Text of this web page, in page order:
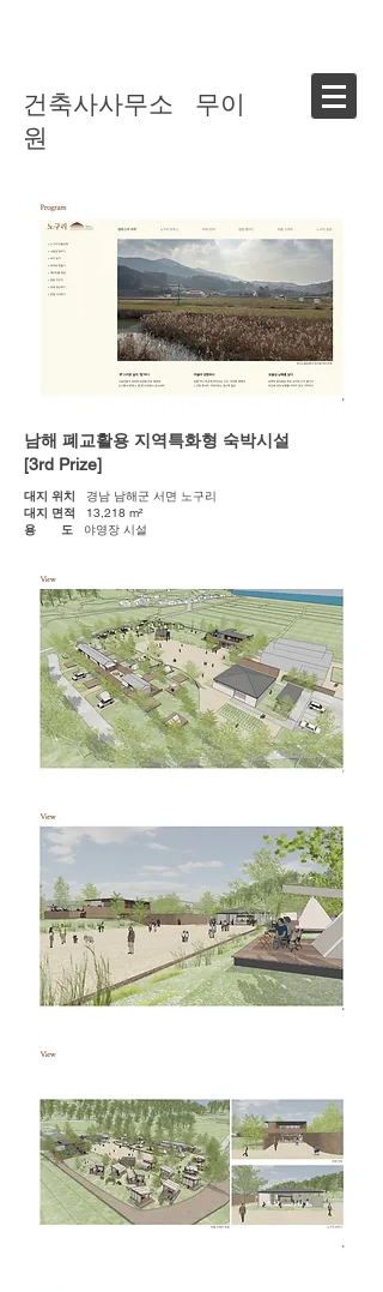
건축사사무소 무이
원
남해 폐교활용 지역특화형 숙박시설
[3rd Prize]
대지 위치 경남 남해군 서면 노구리
대지 면적 13,218 m²
용 도 야영장 시설